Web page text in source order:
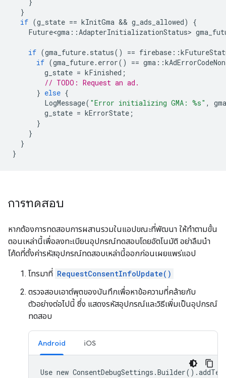
}
if (g_state == kInitGma && g_ads_allowed)
{
Future<gma ::AdapterInitializationStatus>
if (gma_future. status() == firebase ::
if (gma_future. error() == gma ::
g_state = kFinished ;
// TODO: Request an ad.
} else {
LogMessage( "Error initializing GMA: %s" ,
g_state = kErrorState ;
}
}
}
}
การทดสอบ
หากต้องการทดสอบการผสานรวมในแอปขณะที่พัฒนา ให้ทำตามขั้น
ตอนเหล่านี้เพื่อลงทะเบียนอุปกรณ์ทดสอบโดยอัตโนมัติ อย่าลืมนำ
โค้ดที่ตั้งค่ารหัสอุปกรณ์ทดสอบเหล่านี้ออกก่อนเผยแพร่แอป
โทรมาที่ RequestConsentInfoUpdate()
ตรวจสอบเอาต์พุตของบันทึกเพื่อหาข้อความที่คล้ายกับ
ตัวอย่างต่อไปนี้ ซึ่ง แสดงรหัสอุปกรณ์และวิธีเพิ่มเป็นอุปกรณ์
ทดสอบ
Android iOS
Use new